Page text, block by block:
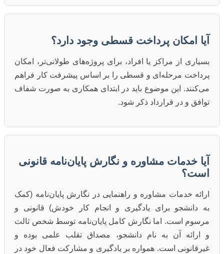
آیا امکان پرداخت قسطی وجود دارد؟
بسیاری از مراکز یا افراد، برای پروژه‌های طولانی‌تر، امکان
پرداخت مرحله‌ای و قسطی را بر اساس پیشرفت کار فراهم
می‌کنند. این موضوع باید در ابتدای همکاری به صورت شفاف
توافق و در قرارداد ذکر شود.
آیا خدمات مشاوره و نگارش پایان‌نامه قانونی
است؟
ارائه خدمات مشاوره و راهنمایی در نگارش پایان‌نامه (کمک
به دانشجو برای یادگیری و انجام کار خودش) قانونی و
مرسوم است. اما نگارش کامل پایان‌نامه توسط شخص ثالث
و ارائه آن به نام دانشجو، مصداق تقلب علمی بوده و
غیرقانونی است. همواره بر یادگیری و مشارکت فعال خود در